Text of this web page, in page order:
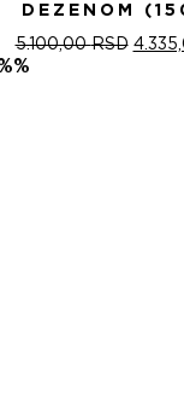
DEZENOM
5.100,00RSD